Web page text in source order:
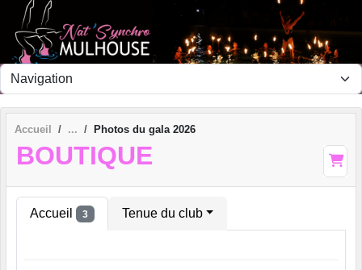
Accueil Photos du gala 2026
BOUTIQUE
Accueil 3 Tenue du club
Panneau de gestion des cookies